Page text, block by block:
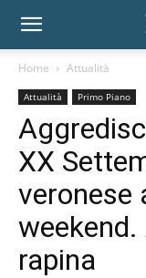
Home Attualità
Attualità Primo Piano
XX
veronese
rapina